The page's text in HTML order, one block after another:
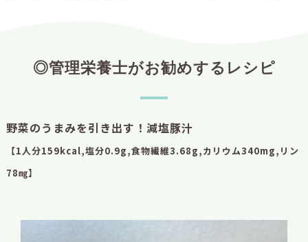
◎管理栄養士がお勧めするレシピ
野菜のうまみを引き出す！減塩豚汁
【1人分159kcal,塩分0.9g,食物繊維3.68g,カリウム340mg,リン
78㎎】